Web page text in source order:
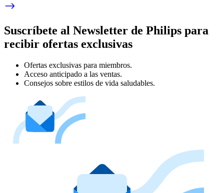
Suscríbete al Newsletter de Philips para
recibir ofertas exclusivas
Ofertas exclusivas para miembros.
Acceso anticipado a las ventas.
Consejos sobre estilos de vida saludables.